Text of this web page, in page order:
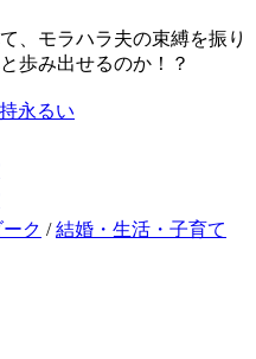
、モラハラ夫の束縛を振り
歩み出せるのか！？
持永るい
ーク /結婚・生活・子育て